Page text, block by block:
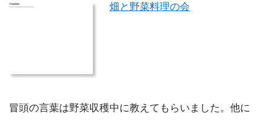
畑と野菜料理の会
冒頭の言葉は野菜収穫中に教えてもらいました。他に